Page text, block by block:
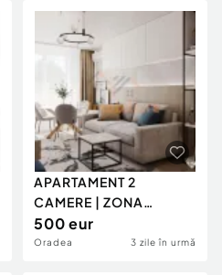
APARTAMENT 2
CAMERE | ZONA
NUFARUL | ANASTASIA
RESIDENCE
500 eur
Oradea 3 zile în urmă